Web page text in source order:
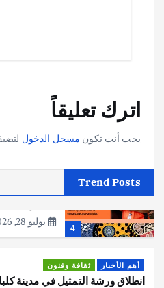
اترك تعليقاً
يجب أنت تكون مسجل الدخول
Trend Posts
هوي آن…
4
يوليو 28, 2026
أهم الأخبار ثقافة وفنون
انطلاق ورشة التمثيل في مدينة